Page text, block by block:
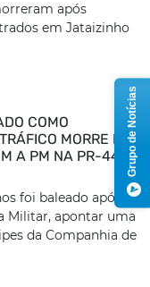
após
em Jataizinho
COMO
MORRE EM
A PM NA PR-445,
foi baleado após,
Militar, apontar uma
da Companhia de
Grupo de Notícias